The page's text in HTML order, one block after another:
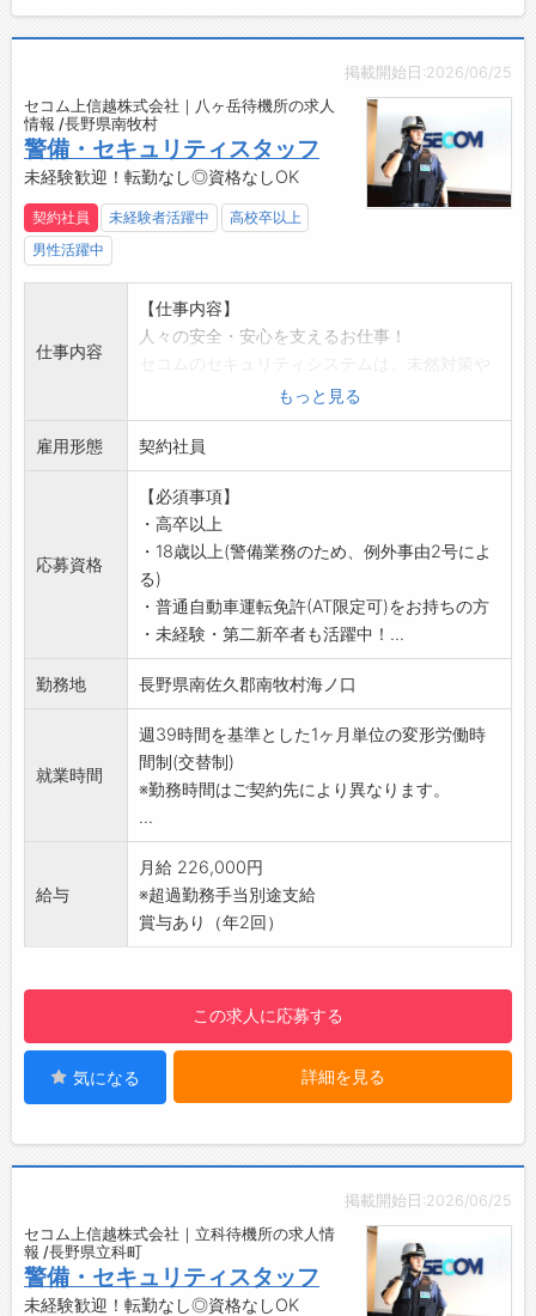
きるお仕事です。
・毎年最大10連休＋6連休あり
・未経験入社が90%以上！研修制度も充実
・大手ならではの手厚い手当と福利厚生
・社会情勢・景気の影響を受けにくい
【業務の変更範囲】
【おすすめポイント】
景気の影響に左右されにくい警備業界。
未経験からでもチャレンジできる環境です！
掲載開始日:2026/06/25
セコム上信越株式会社｜八ヶ岳待機所の求人
情報 /長野県南牧村
警備・セキュリティスタッフ
未経験歓迎！転勤なし◎資格なしOK
契約社員 未経験者活躍中
高校卒以上
男性活躍中
仕事内容
【仕事内容】
人々の安全・安心を支えるお仕事！
被害拡大の防止が目的。
いち早く異常の兆候を発見することが重要で、
犯人逮捕や撃退が目的ではありません。
【具体的には】
(1)緊急対処
各種建物センサーに何らかの異常(侵入・設備異
常・火災・救急など)が発生した際に、コントロ
ールセンターから指示のもと対応
(2)ATM障害対応
金融機関のATM(現金自動預払機)に障害が発生
した際の対応
(3)保守点検
ィ機器を定期的にチェックします。万一異常が
ある場合は、修理・交換を行います。
ーーーーーーーーーーーーーーーーー
入社時はもちろん、定期的な研修でしっかりバ
ックアップします。
警備経験や知識がない方も業務は、マニュアル
きましょう。
【仕事のやりがい】
堅苦しいイメージの警備業ですが、現場では人
との触れ合いもあり、感謝の言葉をいただける
等やりがいを感じられます。安全・安心を支え
きるお仕事です。
・毎年最大10連休＋6連休あり
・未経験入社が90%以上！研修制度も充実
・大手ならではの手厚い手当と福利厚生
もっと見る
雇用形態 契約社員
応募資格
【必須事項】
・高卒以上
・18歳以上(警備業務のため、例外事由2号によ
る)
・普通自動車運転免許(AT限定可)をお持ちの方
・未経験・第二新卒者も活躍中！...
勤務地 長野県南佐久郡南牧村海ノ口
就業時間
週39時間を基準とした1ヶ月単位の変形労働時
間制(交替制)
※勤務時間はご契約先により異なります。
...
給与
月給 226,000円
※超過勤務手当別途支給
賞与あり（年2回）
この求人に応募する
気になる 詳細を見る
掲載開始日:2026/06/25
セコム上信越株式会社｜立科待機所の求人情
報 /長野県立科町
警備・セキュリティスタッフ
未経験歓迎！転勤なし◎資格なしOK